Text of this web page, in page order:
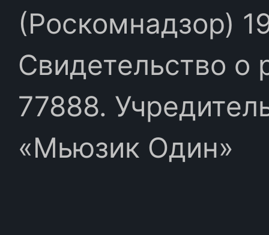
(Роскомнадзор)
Свидетельство
77888.
«Мьюзик Один»